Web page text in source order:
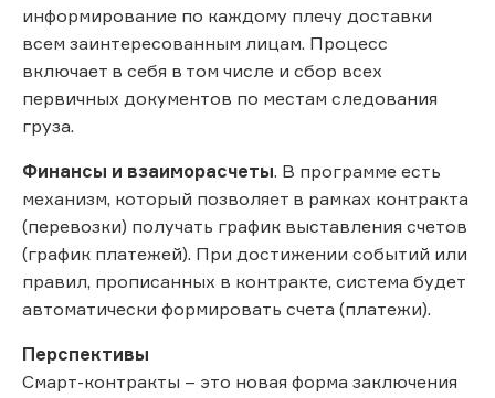
информирование по каждому плечу доставки
всем заинтересованным лицам. Процесс
включает в себя в том числе и сбор всех
первичных документов по местам следования
груза.
Финансы и взаиморасчеты. В программе есть
механизм, который позволяет в рамках контракта
(перевозки) получать график выставления счетов
(график платежей). При достижении событий или
правил, прописанных в контракте, система будет
автоматически формировать счета (платежи).
Перспективы
Смарт-контракты – это новая форма заключения